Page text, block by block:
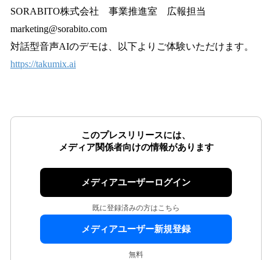
SORABITO株式会社 事業推進室 広報担当
marketing@sorabito.com
対話型音声AIのデモは、以下よりご体験いただけます。
https://takumix.ai
このプレスリリースには、
メディア関係者向けの情報があります
メディアユーザーログイン
既に登録済みの方はこちら
メディアユーザー新規登録
無料